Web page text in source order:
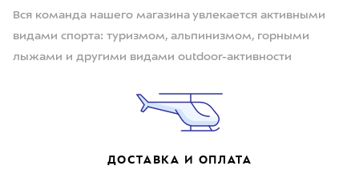
Вся команда нашего магазина увлекается активными
видами спорта: туризмом, альпинизмом, горными
лыжами и другими видами outdoor-активности
ДОСТАВКА И ОПЛАТА